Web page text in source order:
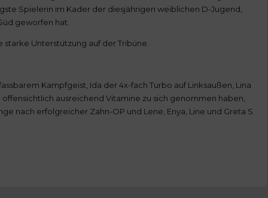
Spielerin im Kader der diesjährigen weiblichen D-Jugend,
geworfen hat.
Unterstützung auf der Tribüne.
Kampfgeist, Ida der 4x-fach Turbo auf Linksaußen, Lina
ausreichend Vitamine zu sich genommen haben,
nach erfolgreicher Zahn-OP und Lene, Enya, Line und Greta S.